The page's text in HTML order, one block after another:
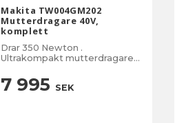
Makita TW004GM202
Mutterdragare 40V,
komplett
Drar 350 Newton .
Ultrakompakt mutterdragare
7 995 SEK